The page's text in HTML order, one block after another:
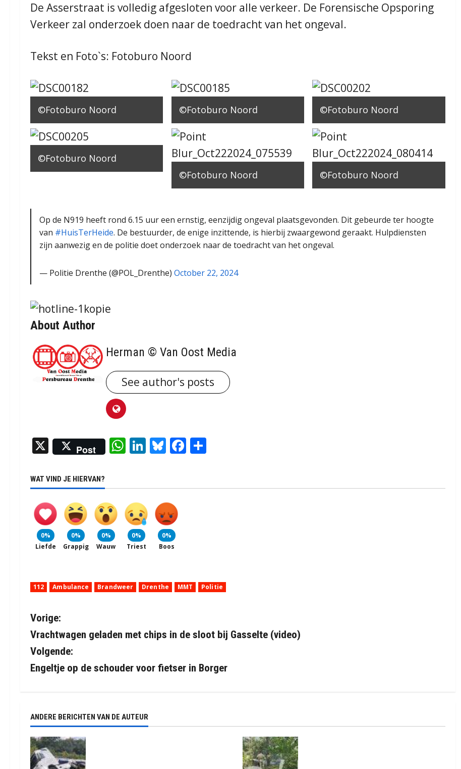
De Asserstraat is volledig afgesloten voor alle verkeer. De Forensische Opsporing
Verkeer zal onderzoek doen naar de toedracht van het ongeval.
Tekst en Foto`s: Fotoburo Noord
©Fotoburo Noord ©Fotoburo Noord ©Fotoburo Noord
©Fotoburo Noord
©Fotoburo Noord
©Fotoburo Noord
Op de N919 heeft rond 6.15 uur een ernstig, eenzijdig ongeval plaatsgevonden. Dit gebeurde ter hoogte
van #HuisTerHeide. De bestuurder, de enige inzittende, is hierbij zwaargewond geraakt. Hulpdiensten
zijn aanwezig en de politie doet onderzoek naar de toedracht van het ongeval.
— Politie Drenthe (@POL_Drenthe)October 22, 2024
About Author
Herman © Van Oost Media
See author's posts
X Post WhatsApp
LinkedIn
Bluesky
Facebook
WAT VIND JE HIERVAN?
0%
Liefde
0%
Grappig
0%
Wauw
0%
Triest
0%
Boos
112 Ambulance Brandweer Drenthe MMT Politie
B
e
r
h
t
Vorige:
Vrachtwagen geladen met chips in de sloot bij Gasselte (video)
Volgende:
Engeltje op de schouder voor fietser in Borger
ANDERE BERICHTEN VAN DE AUTEUR